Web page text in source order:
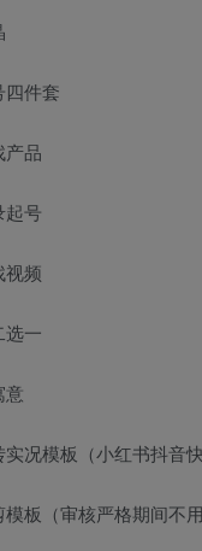
四件套
品
号
频
一
况模板（小红书抖音快
板（审核严格期间不用